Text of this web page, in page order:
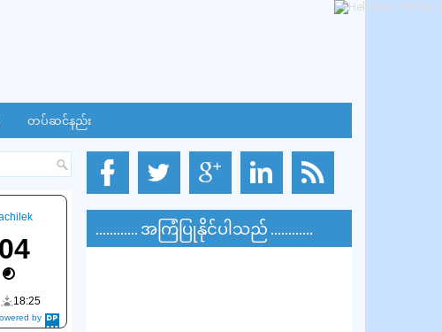
တပ်ဆင်နည်း
by
05
18:25
............ အကြံပြုနိုင်ပါသည် ............